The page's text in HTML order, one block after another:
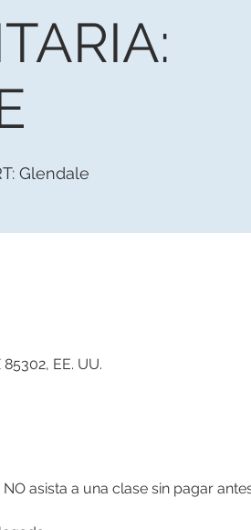
Glendale
EE. UU.
asista a una clase sin pagar